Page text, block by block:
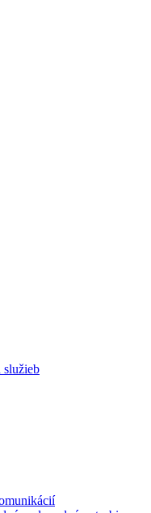
služieb